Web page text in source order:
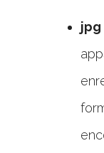
jpg